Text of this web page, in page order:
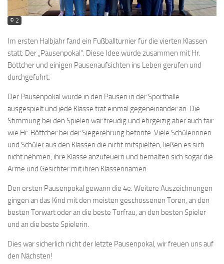
© 2
Im ersten Halbjahr fand ein Fußballturnier für die vierten Klassen
statt: Der „Pausenpokal“. Diese Idee wurde zusammen mit Hr.
Böttcher und einigen Pausenaufsichten ins Leben gerufen und
durchgeführt.
Der Pausenpokal wurde in den Pausen in der Sporthalle
ausgespielt und jede Klasse trat einmal gegeneinander an. Die
Stimmung bei den Spielen war freudig und ehrgeizig aber auch fair
wie Hr. Böttcher bei der Siegerehrung betonte. Viele Schülerinnen
und Schüler aus den Klassen die nicht mitspielten, ließen es sich
nicht nehmen, ihre Klasse anzufeuern und bemalten sich sogar die
Arme und Gesichter mit ihren Klassennamen.
Den ersten Pausenpokal gewann die 4e. Weitere Auszeichnungen
gingen an das Kind mit den meisten geschossenen Toren, an den
besten Torwart oder an die beste Torfrau, an den besten Spieler
und an die beste Spielerin.
Dies war sicherlich nicht der letzte Pausenpokal, wir freuen uns auf
den Nächsten!